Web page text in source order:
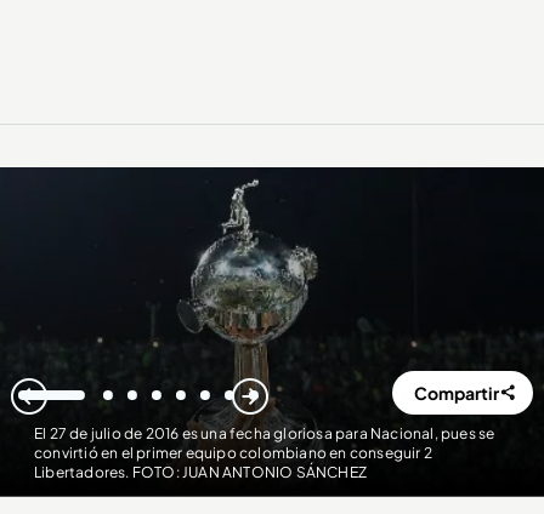
El 27 de julio de 2016 es una fecha gloriosa para Nacional, pues se
convirtió en el primer equipo colombiano en conseguir 2
Libertadores. FOTO: JUAN ANTONIO SÁNCHEZ
1 2 3 4 5 6 7 8 Compartir